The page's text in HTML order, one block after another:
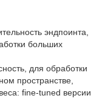
эндпоинта,
больших
для обработки
пространстве,
fine-tuned версии